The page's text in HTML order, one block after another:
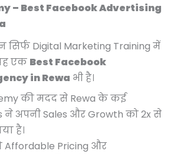
– Best Facebook Advertising
सिर्फ Digital Marketing Training में
एक Best Facebook
in Rewa भी है।
की मदद से Rewa के कई
ने अपनी Sales और Growth को 2x से
है।
Pricing और